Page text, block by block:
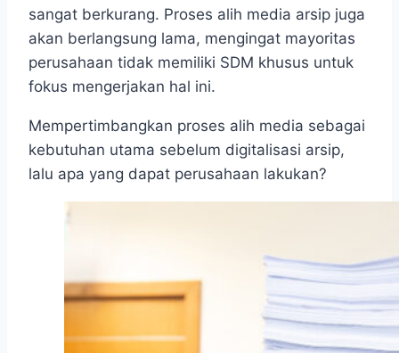
sangat berkurang. Proses alih media arsip juga
akan berlangsung lama, mengingat mayoritas
perusahaan tidak memiliki SDM khusus untuk
fokus mengerjakan hal ini.
Mempertimbangkan proses alih media sebagai
kebutuhan utama sebelum digitalisasi arsip,
lalu apa yang dapat perusahaan lakukan?